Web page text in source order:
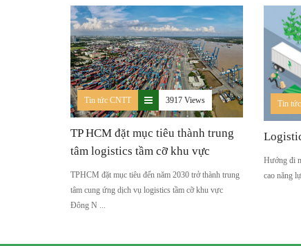
Tin tức CNTT 3917 Views
TP HCM đặt mục tiêu thành trung
tâm logistics tầm cỡ khu vực
TPHCM đặt mục tiêu đến năm 2030 trở thành trung
tâm cung ứng dịch vụ logistics tầm cỡ khu vực
Đông N ...
Tin
Hướng đi
cao năng